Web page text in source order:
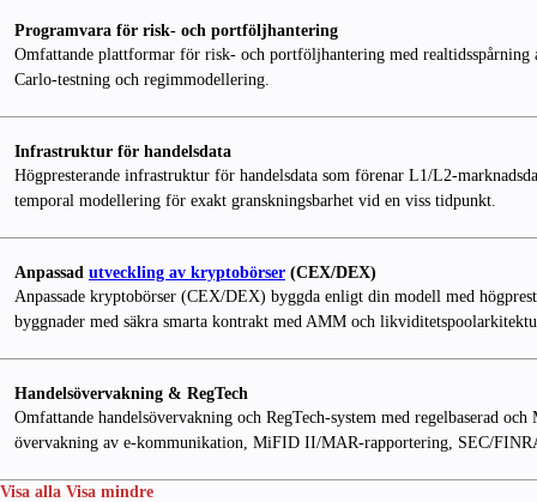
Programvara för risk- och portföljhantering
Omfattande plattformar för risk- och portföljhantering med
Carlo-testning och regimmodellering.
Infrastruktur för handelsdata
Högpresterande infrastruktur för handelsdata som förenar L1/L2-
temporal modellering för exakt granskningsbarhet vid en viss tidpunkt.
Anpassad utveckling av kryptobörser (CEX/DEX)
Anpassade kryptobörser (CEX/DEX) byggda enligt din modell med
byggnader med säkra smarta kontrakt med AMM och
Handelsövervakning & RegTech
Omfattande handelsövervakning och RegTech-system med regelbaserad
övervakning av e-kommunikation, MiFID II/MAR-rapportering, SEC/
Visa alla Visa mindre